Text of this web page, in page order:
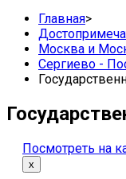
Главная>
Москва и
Сергиево -
Посмотреть на
х